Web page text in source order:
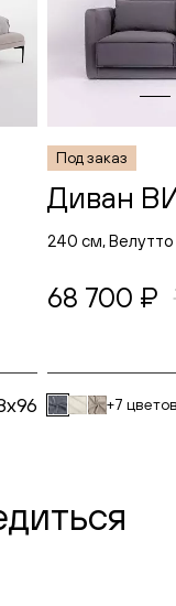
Диван
Под заказ
240 см, Велутто
68 700 ₽
+7